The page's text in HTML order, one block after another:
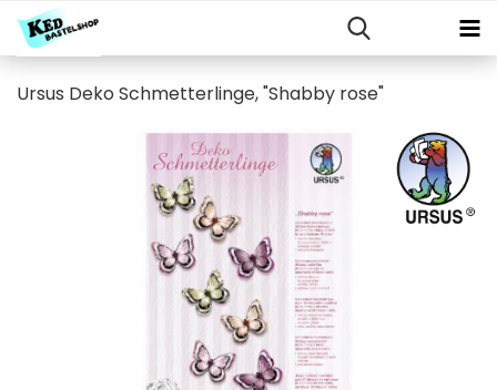
Ursus Deko Schmetterlinge, "Shabby rose"